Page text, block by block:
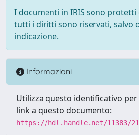
I documenti in IRIS sono protetti
tutti i diritti sono riservati, salvo
indicazione.
Informazioni
Utilizza questo identificativo
link a questo documento:
https://hdl.handle.net/11383/